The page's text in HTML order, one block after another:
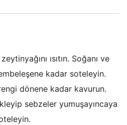
ısıtın. Soğanı ve
kadar soteleyin.
dönene kadar kavurun.
sebzeler yumuşayıncaya